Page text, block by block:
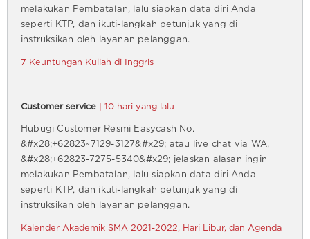
melakukan Pembatalan, lalu siapkan data diri Anda
seperti KTP, dan ikuti-langkah petunjuk yang di
instruksikan oleh layanan pelanggan.
7 Keuntungan Kuliah di Inggris
Customer service | 10 hari yang lalu
Hubugi Customer Resmi Easycash No.
&#x28;+62823~7129-3127&#x29; atau live chat via WA,
&#x28;+62823-7275-5340&#x29; jelaskan alasan ingin
melakukan Pembatalan, lalu siapkan data diri Anda
seperti KTP, dan ikuti-langkah petunjuk yang di
instruksikan oleh layanan pelanggan.
Kalender Akademik SMA 2021-2022, Hari Libur, dan Agenda